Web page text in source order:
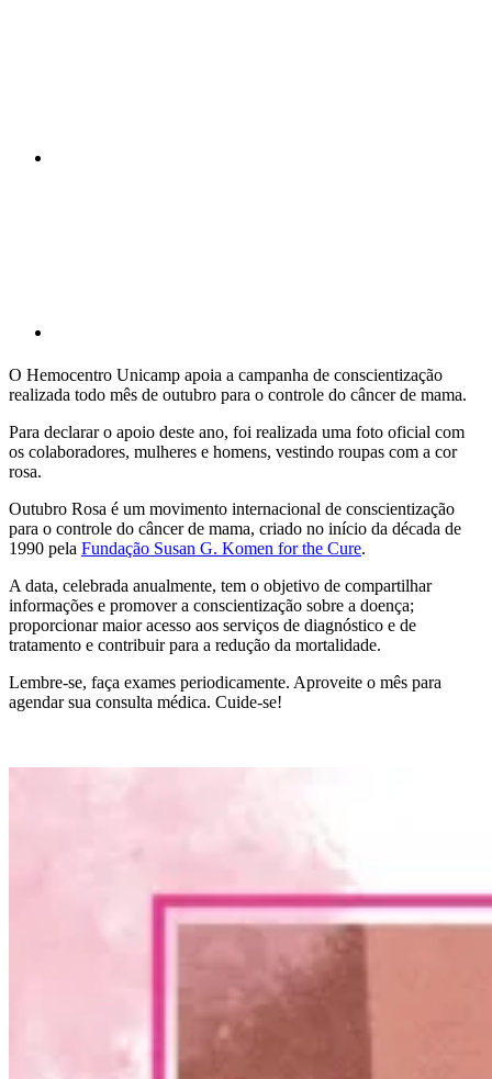
O Hemocentro Unicamp apoia a campanha de conscientização
realizada todo mês de outubro para o controle do câncer de mama.
Para declarar o apoio deste ano, foi realizada uma foto oficial com
os colaboradores, mulheres e homens, vestindo roupas com a cor
rosa.
Outubro Rosa é um movimento internacional de conscientização
para o controle do câncer de mama, criado no início da década de
1990 pela Fundação Susan G. Komen for the Cure.
A data, celebrada anualmente, tem o objetivo de compartilhar
informações e promover a conscientização sobre a doença;
proporcionar maior acesso aos serviços de diagnóstico e de
tratamento e contribuir para a redução da mortalidade.
Lembre-se, faça exames periodicamente. Aproveite o mês para
agendar sua consulta médica. Cuide-se!